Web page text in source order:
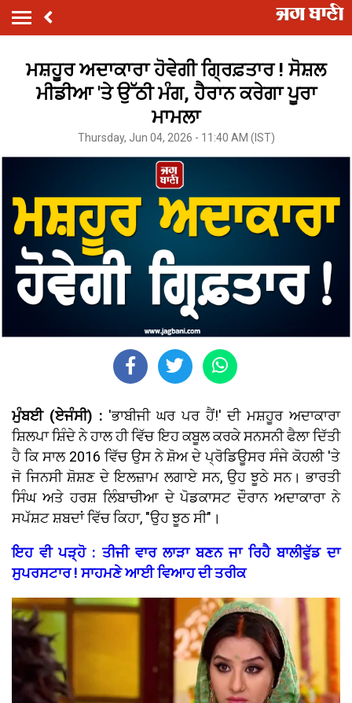
ਮਸ਼ਹੂਰ ਅਦਾਕਾਰਾ ਹੋਵੇਗੀ ਗ੍ਰਿਫ਼ਤਾਰ ! ਸੋਸ਼ਲ
ਮੀਡੀਆ 'ਤੇ ਉੱਠੀ ਮੰਗ, ਹੈਰਾਨ ਕਰੇਗਾ ਪੂਰਾ
ਮਾਮਲਾ
Thursday, Jun 04, 2026 - 11:40 AM (IST)
ਮੁੰਬਈ (ਏਜੰਸੀ) : 'ਭਾਬੀਜੀ ਘਰ ਪਰ ਹੈਂ!' ਦੀ ਮਸ਼ਹੂਰ ਅਦਾਕਾਰਾ
ਸ਼ਿਲਪਾ ਸ਼ਿੰਦੇ ਨੇ ਹਾਲ ਹੀ ਵਿੱਚ ਇਹ ਕਬੂਲ ਕਰਕੇ ਸਨਸਨੀ ਫੈਲਾ ਦਿੱਤੀ
ਹੈ ਕਿ ਸਾਲ 2016 ਵਿੱਚ ਉਸ ਨੇ ਸ਼ੋਅ ਦੇ ਪ੍ਰੋਡਿਊਸਰ ਸੰਜੇ ਕੋਹਲੀ 'ਤੇ
ਜੋ ਜਿਨਸੀ ਸ਼ੋਸ਼ਣ ਦੇ ਇਲਜ਼ਾਮ ਲਗਾਏ ਸਨ, ਉਹ ਝੂਠੇ ਸਨ। ਭਾਰਤੀ
ਸਿੰਘ ਅਤੇ ਹਰਸ਼ ਲਿੰਬਾਚੀਆ ਦੇ ਪੋਡਕਾਸਟ ਦੌਰਾਨ ਅਦਾਕਾਰਾ ਨੇ
ਸਪੱਸ਼ਟ ਸ਼ਬਦਾਂ ਵਿੱਚ ਕਿਹਾ, "ਉਹ ਝੂਠ ਸੀ"।
ਇਹ ਵੀ ਪੜ੍ਹੋ : ਤੀਜੀ ਵਾਰ ਲਾੜਾ ਬਣਨ ਜਾ ਰਿਹੈ ਬਾਲੀਵੁੱਡ ਦਾ
ਸੁਪਰਸਟਾਰ ! ਸਾਹਮਣੇ ਆਈ ਵਿਆਹ ਦੀ ਤਰੀਕ